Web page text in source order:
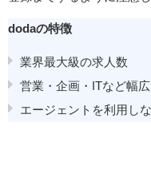
dodaの特徴
業界最大級の求人数
営業・企画・ITなど幅
エージェントを利用し